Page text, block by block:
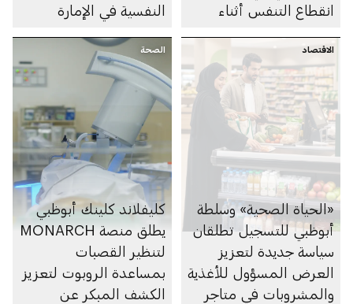
انقطاع التنفس أثناء
النفسية في الإمارة
الاقتصاد
«الحياة الصحية» وسلطة
أبوظبي للتسجيل تطلقان
سياسة جديدة لتعزيز
العرض المسؤول للأغذية
والمشروبات في متاجر
الصحة
كليفلاند كلينك أبوظبي
يطلق منصة MONARCH
لتنظير القصبات
بمساعدة الروبوت لتعزيز
الكشف المبكر عن